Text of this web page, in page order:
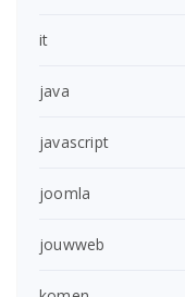
it
java
javascript
joomla
jouwweb